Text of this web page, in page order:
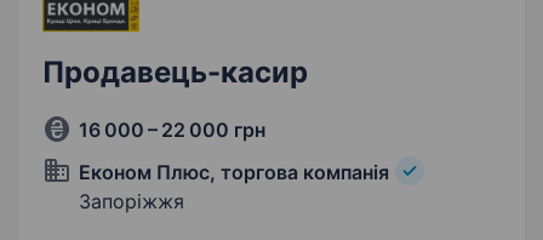
Продавець-касир
16 000 – 22 000 грн
Економ Плюс, торгова компанія
Запоріжжя